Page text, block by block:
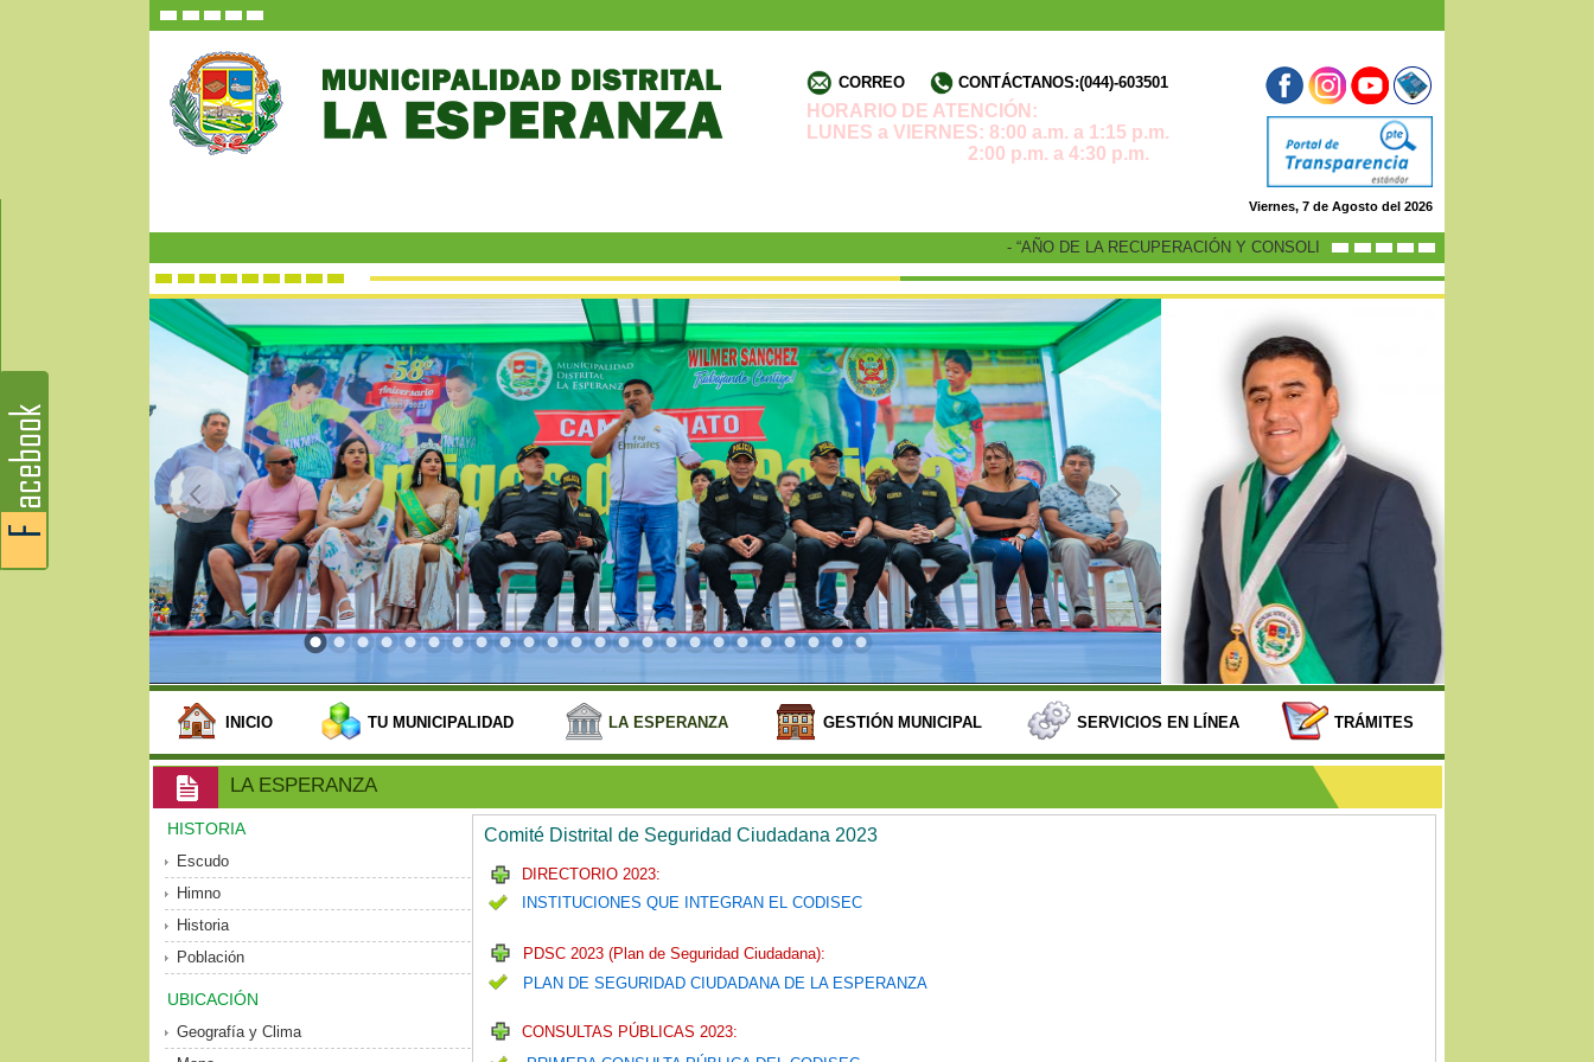
CORREO CONTÁCTANOS:(044)-603501
HORARIO DE ATENCIÓN:
LUNES a VIERNES: 8:00 a.m. a 1:15 p.m.
2:00 p.m. a 4:30 p.m.
Viernes, 7 de Agosto del 2026
- “AÑO DE LA RECUPERACIÓN Y CONSOLIDACIÓN DE LA ECONOMÍA PERUANA”
INICIO TU MUNICIPALIDAD LA ESPERANZA GESTIÓN MUNICIPAL SERVICIOS EN LÍNEA TRÁMITES
LA ESPERANZA
HISTORIA
Escudo
Himno
Historia
Población
UBICACIÓN
Geografía y Clima
Comité Distrital de Seguridad Ciudadana 2023
DIRECTORIO 2023:
INSTITUCIONES QUE INTEGRAN EL CODISEC
PDSC 2023 (Plan de Seguridad Ciudadana):
PLAN DE SEGURIDAD CIUDADANA DE LA ESPERANZA
CONSULTAS PÚBLICAS 2023: